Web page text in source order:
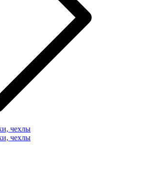
чехлы
чехлы